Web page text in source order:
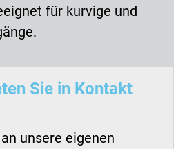
für kurvige und
Sie in Kontakt
unsere eigenen